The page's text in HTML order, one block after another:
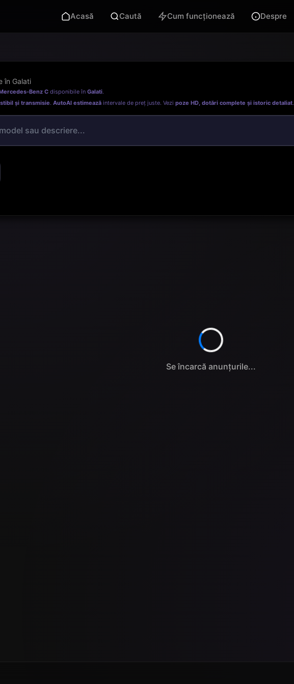
Acasă Caută Cum funcționează Despre
în Galati
Benz C disponibile în Galati.
și transmisie. AutoAI estimează intervale de preț juste. Vezi poze HD, dotări complete și istoric detaliat.
Se încarcă anunțurile...